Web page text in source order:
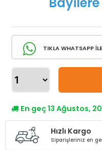
TIKLA WHATSAPP
En geç 13 Ağustos,
Hızlı Kargo
Siparişleriniz en